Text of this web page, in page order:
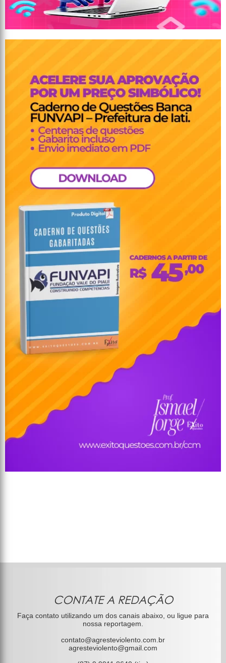
CONTATE A REDAÇÃO
Faça contato utilizando um dos canais abaixo, ou ligue para
nossa reportagem.
contato@agresteviolento.com.br
agresteviolento@gmail.com